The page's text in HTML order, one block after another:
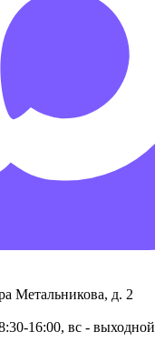
Метальникова, д. 2
16:00, вс - выходной